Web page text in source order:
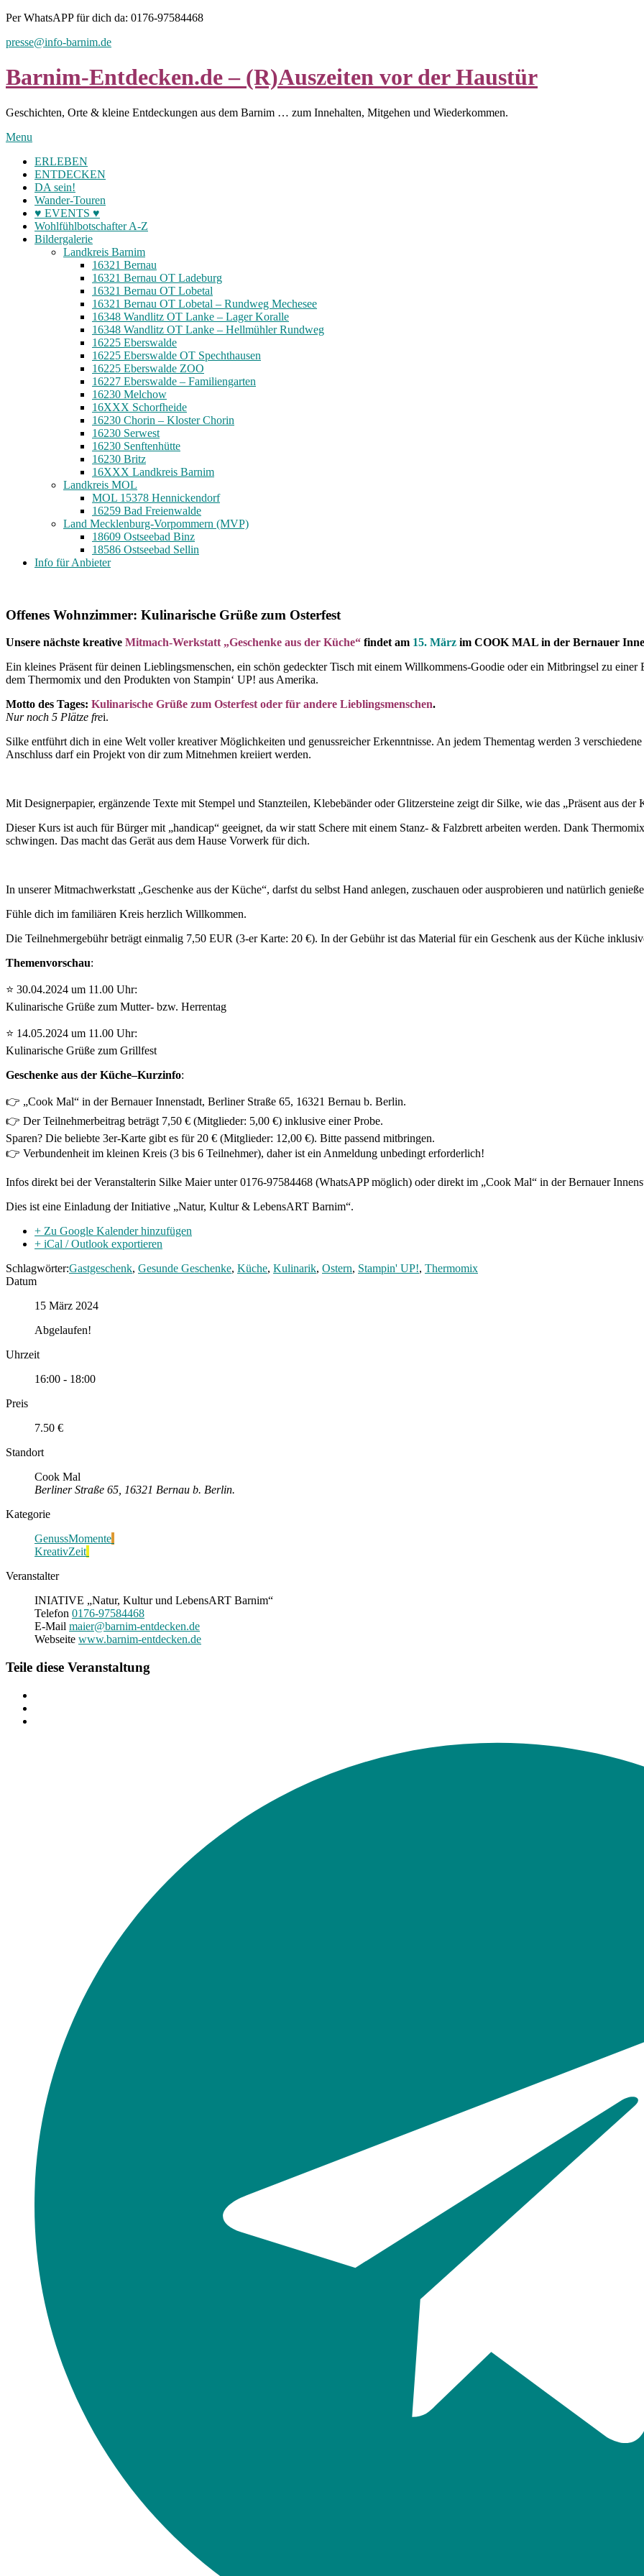
Skip
content
Per WhatsAPP für dich da: 0176-97584468
presse@info-barnim.de
Barnim-Entdecken.de – (R)Auszeiten vor der Haustür
Geschichten, Orte & kleine Entdeckungen aus dem Barnim … zum Innehalten, Mitgehen und Wiederkommen.
Menu
ERLEBEN
ENTDECKEN
DA sein!
Wander-Touren
♥ EVENTS ♥
Wohlfühlbotschafter A-Z
Bildergalerie
Landkreis Barnim
16321 Bernau
16321 Bernau OT Ladeburg
16321 Bernau OT Lobetal
16321 Bernau OT Lobetal – Rundweg Mechesee
16348 Wandlitz OT Lanke – Lager Koralle
16348 Wandlitz OT Lanke – Hellmühler Rundweg
16225 Eberswalde
16225 Eberswalde OT Spechthausen
16225 Eberswalde ZOO
16227 Eberswalde – Familiengarten
16230 Melchow
16XXX Schorfheide
16230 Chorin – Kloster Chorin
16230 Serwest
16230 Senftenhütte
16230 Britz
16XXX Landkreis Barnim
Landkreis MOL
MOL 15378 Hennickendorf
16259 Bad Freienwalde
Land Mecklenburg-Vorpommern (MVP)
18609 Ostseebad Binz
18586 Ostseebad Sellin
Info für Anbieter
Offenes Wohnzimmer: Kulinarische Grüße zum Osterfest
Unsere nächste kreative Mitmach-Werkstatt „Geschenke aus der Küche“ findet am 15. März im COOK MAL in der Bernauer
Ein kleines Präsent für deinen Lieblingsmenschen, ein schön gedeckter Tisch mit einem Willkommens-Goodie oder ein Mitbringsel zu
dem Thermomix und den Produkten von Stampin‘ UP! aus Amerika.
Motto des Tages: Kulinarische Grüße zum Osterfest oder für andere Lieblingsmenschen.
Nur noch 5 Plätze frei.
Silke entführt dich in eine Welt voller kreativer Möglichkeiten und genussreicher Erkenntnisse. An jedem Thementag werden 3
Anschluss darf ein Projekt von dir zum Mitnehmen kreiiert werden.
Mit Designerpapier, ergänzende Texte mit Stempel und Stanzteilen, Klebebänder oder Glitzersteine zeigt dir Silke, wie das „Präsent aus
Dieser Kurs ist auch für Bürger mit „handicap“ geeignet, da wir statt Schere mit einem Stanz- & Falzbrett arbeiten werden. Dank
schwingen. Das macht das Gerät aus dem Hause Vorwerk für dich.
In unserer Mitmachwerkstatt „Geschenke aus der Küche“, darfst du selbst Hand anlegen, zuschauen oder ausprobieren und natürlich
Fühle dich im familiären Kreis herzlich Willkommen.
Die Teilnehmergebühr beträgt einmalig 7,50 EUR (3-er Karte: 20 €). In der Gebühr ist das Material für ein Geschenk aus der Küche
Themenvorschau:
⭐ 30.04.2024 um 11.00 Uhr:
Kulinarische Grüße zum Mutter- bzw. Herrentag
⭐ 14.05.2024 um 11.00 Uhr:
Kulinarische Grüße zum Grillfest
Geschenke aus der Küche–Kurzinfo:
👉 „Cook Mal“ in der Bernauer Innenstadt, Berliner Straße 65, 16321 Bernau b. Berlin.
👉 Der Teilnehmerbeitrag beträgt 7,50 € (Mitglieder: 5,00 €) inklusive einer Probe.
Sparen? Die beliebte 3er-Karte gibt es für 20 € (Mitglieder: 12,00 €). Bitte passend mitbringen.
👉 Verbundenheit im kleinen Kreis (3 bis 6 Teilnehmer), daher ist ein Anmeldung unbedingt erforderlich!
Infos direkt bei der Veranstalterin Silke Maier unter 0176-97584468 (WhatsAPP möglich) oder direkt im „Cook Mal“ in der Bernauer
Dies ist eine Einladung der Initiative „Natur, Kultur & LebensART Barnim“.
+ Zu Google Kalender hinzufügen
+ iCal / Outlook exportieren
Schlagwörter:Gastgeschenk, Gesunde Geschenke, Küche, Kulinarik, Ostern, Stampin' UP!, Thermomix
Datum
15 März 2024
Abgelaufen!
Uhrzeit
16:00 - 18:00
Preis
7.50 €
Standort
Cook Mal
Berliner Straße 65, 16321 Bernau b. Berlin.
Kategorie
GenussMomente
KreativZeit
Veranstalter
INIATIVE „Natur, Kultur und LebensART Barnim“
Telefon 0176-97584468
E-Mail maier@barnim-entdecken.de
Webseite www.barnim-entdecken.de
Teile diese Veranstaltung